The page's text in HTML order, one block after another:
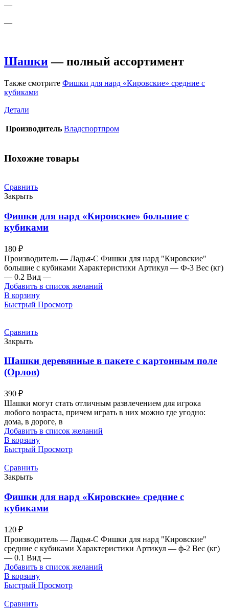
—
—
Шашки— полный ассортимент
Также смотрите Фишки для нард «Кировские» средние с
кубиками
Детали
Производитель Владспортпром
Похожие товары
Сравнить
Закрыть
Фишки для нард «Кировские» большие с
кубиками
180 ₽
Производитель — Ладья-С Фишки для нард "Кировские"
большие с кубиками Характеристики Артикул — Ф-3 Вес (кг)
— 0.2 Вид —
Добавить в список желаний
В корзину
Быстрый Просмотр
Сравнить
Закрыть
Шашки деревянные в пакете с картонным поле
(Орлов)
390 ₽
Шашки могут стать отличным развлечением для игрока
любого возраста, причем играть в них можно где угодно:
дома, в дороге, в
Добавить в список желаний
В корзину
Быстрый Просмотр
Сравнить
Закрыть
Фишки для нард «Кировские» средние с
кубиками
120 ₽
Производитель — Ладья-С Фишки для нард "Кировские"
средние с кубиками Характеристики Артикул — ф-2 Вес (кг)
— 0.1 Вид —
Добавить в список желаний
В корзину
Быстрый Просмотр
Сравнить